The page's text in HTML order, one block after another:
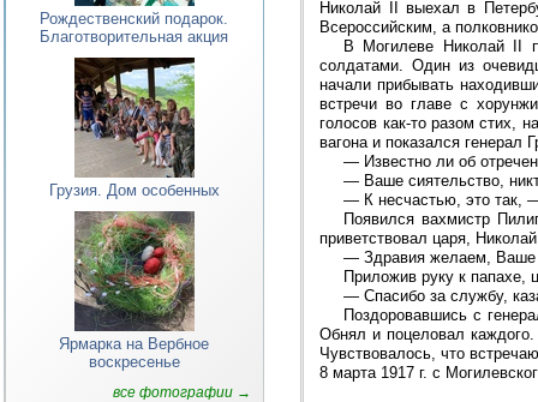
Рождественский подарок.
Благотворительная акция
Грузия. Дом особенных
Ярмарка на Вербное
воскресенье
все фотографии →
Николай II выехал в
Всероссийским, а
В Могилеве Николай II
солдатами. Один из
начали прибывать
встречи во главе с
голосов как-то разом стих,
вагона и показался генерал
— Известно ли об
— Ваше сиятельство,
— К несчастью, это так,
Появился вахмистр
приветствовал царя,
— Здравия желаем, Ваше
Приложив руку к папахе,
— Спасибо за службу,
Поздоровавшись с
Обнял и поцеловал
Чувствовалось, что
8 марта 1917 г. с